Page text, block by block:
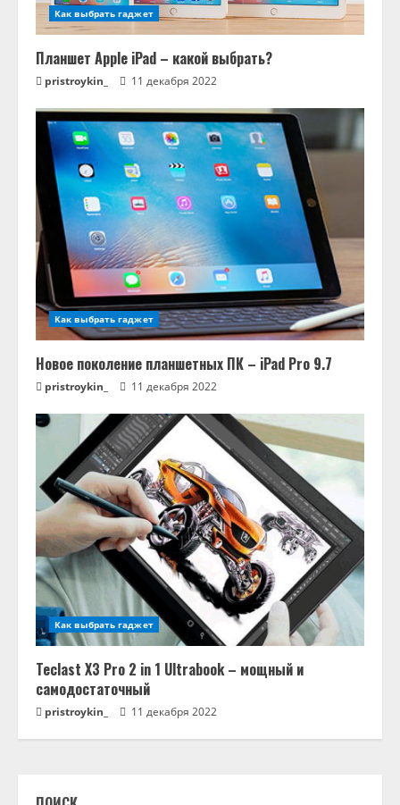
е Как выбрать гаджет
Планшет Apple iPad – какой выбрать?
pristroykin_ 11 декабря 2022
Как выбрать гаджет
Новое поколение планшетных ПК – iPad Pro 9.7
pristroykin_ 11 декабря 2022
Как выбрать гаджет
Teclast X3 Pro 2 in 1 Ultrabook – мощный и
самодостаточный
pristroykin_ 11 декабря 2022